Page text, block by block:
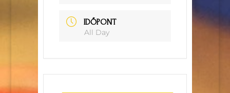
IDŐPONT
All Day